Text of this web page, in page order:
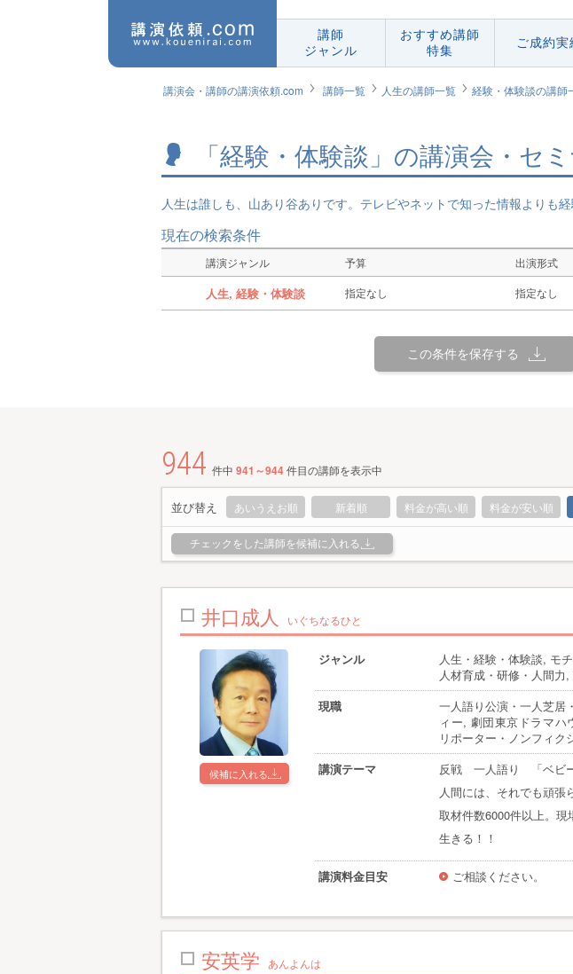
講師
ジャンル
おすすめ講師
特集
ご成約実
講演会・講師の講演依頼.com 講師一覧 人生の講師一覧 経験・体験談の講師
「経験・体験談」の講演会・セ
人生は誰しも、山あり谷ありです。テレビやネットで知った情報よりも
現在の検索条件
講演ジャンル 予算 出演形式
人生, 経験・体験談 指定なし 指定なし
この条件を保存する
944 件中 941～944件目の講師を表示中
並び替え あいうえお順 新着順 料金が高い順 料金が安い順
チェックをした講師を候補に入れる
井口成人 いぐちなるひと
候補に入れる
ジャンル
人生・経験・体験談, モ
人材育成・研修・人間力
現職
一人語り公演・一人芝居
ィー, 劇団東京ドラマ
リポーター・ノンフィク
講演テーマ
反戦 一人語り 「ベビー
人間には、それでも頑張
取材件数6000件以上。
生きる！！
講演料金目安 ご相談ください。
安英学 あんよんは